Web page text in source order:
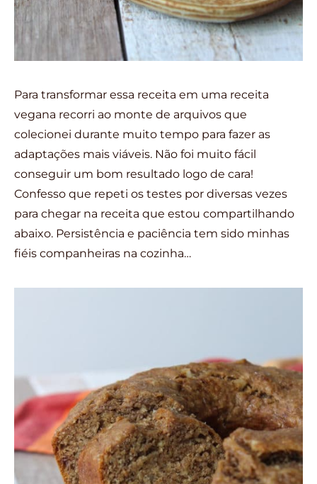
Para transformar essa receita em uma receita
vegana recorri ao monte de arquivos que
colecionei durante muito tempo para fazer as
adaptações mais viáveis. Não foi muito fácil
conseguir um bom resultado logo de cara!
Confesso que repeti os testes por diversas vezes
para chegar na receita que estou compartilhando
abaixo. Persistência e paciência tem sido minhas
fiéis companheiras na cozinha…